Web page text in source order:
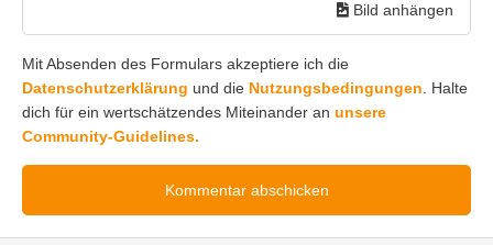
Bild anhängen
Mit Absenden des Formulars akzeptiere ich die
Datenschutzerklärung und die Nutzungsbedingungen . Halte
dich für ein wertschätzendes Miteinander an unsere
Community-Guidelines.